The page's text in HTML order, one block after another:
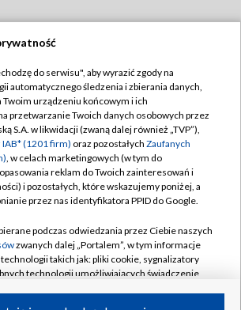
TVP
TVP
Cyfrowa
Regulamin TVP
Polityka prywatności
Moje zgody
Pomoc
Kontakt
Kanały
do serwisu", aby wyrazić zgody na
automatycznego śledzenia i zbierania danych,
Twoim urządzeniu końcowym i ich
przetwarzanie Twoich danych osobowych przez
S.A. w likwidacji (zwaną dalej również „TVP”),
(1201 firm) oraz pozostałych Zaufanych
, w celach marketingowych (w tym do
reklam do Twoich zainteresowań i
i pozostałych, które wskazujemy poniżej, a
przez nas identyfikatora PPID do Google.
podczas odwiedzania przez Ciebie naszych
zwanych dalej „Portalem”, w tym informacje
takich jak: pliki cookie, sygnalizatory
technologii umożliwiających świadczenie